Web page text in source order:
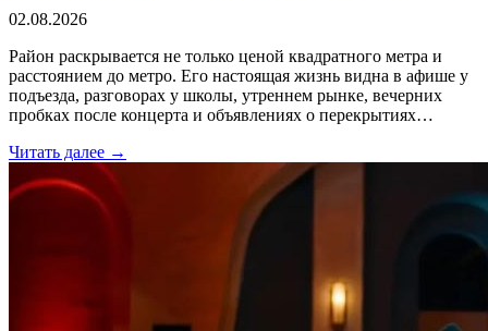
02.08.2026
Район раскрывается не только ценой квадратного метра и
расстоянием до метро. Его настоящая жизнь видна в афише у
подъезда, разговорах у школы, утреннем рынке, вечерних
пробках после концерта и объявлениях о перекрытиях…
Читать далее →